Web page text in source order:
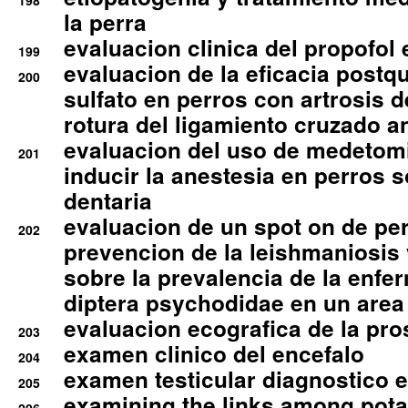
la perra
199 evaluacion clinica del propofol
200
evaluacion de la eficacia
sulfato en perros con artrosis
rotura del ligamiento cruzado
201
evaluacion del uso de
inducir la anestesia en perros
dentaria
202
evaluacion de un spot on de
prevencion de la
sobre la prevalencia de la
diptera psychodidae en un
203 evaluacion ecografica de la
204 examen clinico del encefalo
205 examen testicular diagnostico